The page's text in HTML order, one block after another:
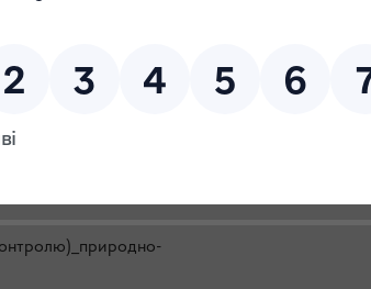
області
посади державної